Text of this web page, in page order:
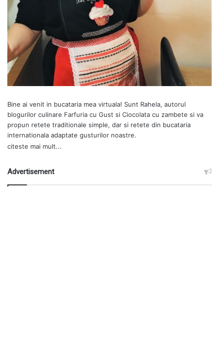
Bine ai venit in bucataria mea virtuala! Sunt Rahela, autorul
blogurilor culinare Farfuria cu Gust si Ciocolata cu zambete si va
propun retete traditionale simple, dar si retete din bucataria
internationala adaptate gusturilor noastre.
citeste mai mult...
Advertisement